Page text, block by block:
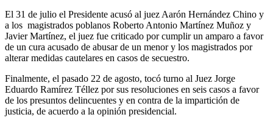
El 31 de julio el Presidente acusó al juez Aarón Hernández Chino y
a los magistrados poblanos Roberto Antonio Martínez Muñoz y
Javier Martínez, el juez fue criticado por cumplir un amparo a favor
de un cura acusado de abusar de un menor y los magistrados por
alterar medidas cautelares en casos de secuestro.
Finalmente, el pasado 22 de agosto, tocó turno al Juez Jorge
Eduardo Ramírez Téllez por sus resoluciones en seis casos a favor
de los presuntos delincuentes y en contra de la impartición de
justicia, de acuerdo a la opinión presidencial.